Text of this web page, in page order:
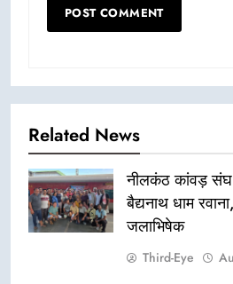
Related News
नीलकंठ कांवड़ संघ
बैद्यनाथ धाम
जलाभिषेक
Third-Eye